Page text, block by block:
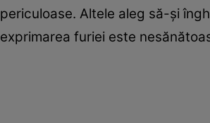
periculoase. Altele aleg să-şi
exprimarea furiei este